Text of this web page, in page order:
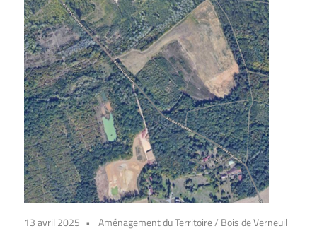
13 avril 2025 Aménagement du Territoire/ Bois de Verneuil